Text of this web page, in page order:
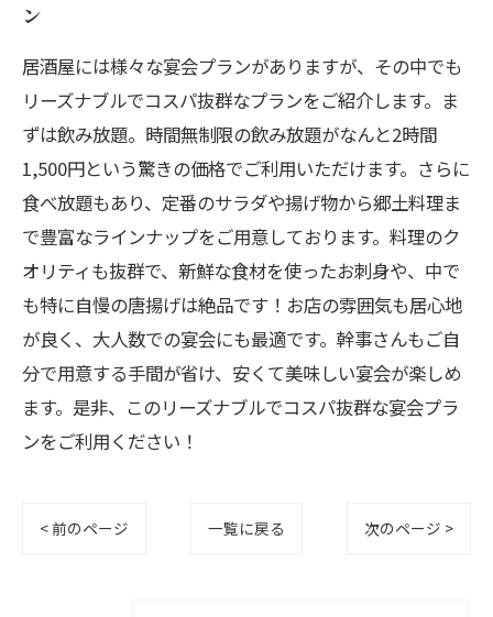
ン
居酒屋には様々な宴会プランがありますが、その中でも
リーズナブルでコスパ抜群なプランをご紹介します。ま
ずは飲み放題。時間無制限の飲み放題がなんと2時間
1,500円という驚きの価格でご利用いただけます。さらに
食べ放題もあり、定番のサラダや揚げ物から郷土料理ま
で豊富なラインナップをご用意しております。料理のク
オリティも抜群で、新鮮な食材を使ったお刺身や、中で
も特に自慢の唐揚げは絶品です！お店の雰囲気も居心地
が良く、大人数での宴会にも最適です。幹事さんもご自
分で用意する手間が省け、安くて美味しい宴会が楽しめ
ます。是非、このリーズナブルでコスパ抜群な宴会プラ
ンをご利用ください！
< 前のページ 一覧に戻る 次のページ >